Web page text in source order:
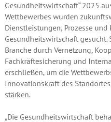
Gesundheitswirtschaft“ 2025
Wettbewerbes wurden
Dienstleistungen, Prozesse und
Gesundheitswirtschaft
Branche durch Vernetzung,
Fachkräftesicherung und
erschließen, um die
Innovationskraft des
stärken.
„Die Gesundheitswirtschaft